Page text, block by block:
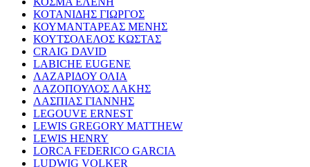
ΚΟΤΑΝΙΔΗΣ ΓΙΩΡΓΟΣ
ΚΟΥΜΑΝΤΑΡΕΑΣ ΜΕΝΗΣ
ΚΟΥΤΣΟΛΕΛΟΣ ΚΩΣΤΑΣ
CRAIG DAVID
LABICHE EUGENE
ΛΑΖΑΡΙΔΟΥ ΟΛΙΑ
ΛΑΖΟΠΟΥΛΟΣ ΛΑΚΗΣ
ΛΑΣΠΙΑΣ ΓΙΑΝΝΗΣ
LEGOUVE ERNEST
LEWIS GREGORY MATTHEW
LEWIS HENRY
LORCA FEDERICO GARCIA
LUDWIG VOLKER